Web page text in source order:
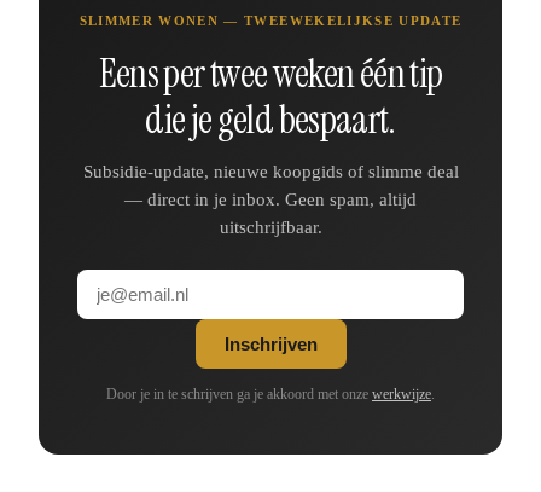
SLIMMER WONEN — TWEEWEKELIJKSE UPDATE
Eens per twee weken één tip
die je geld bespaart.
Subsidie-update, nieuwe koopgids of slimme deal
— direct in je inbox. Geen spam, altijd
uitschrijfbaar.
Inschrijven
Door je in te schrijven ga je akkoord met onze werkwijze